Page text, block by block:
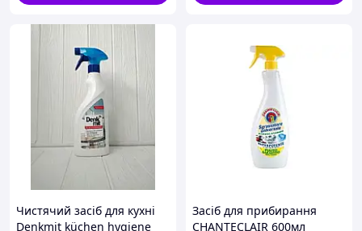
Чистячий засіб для кухні
Denkmit küchen hygiene
Засіб для прибирання
CHANTECLAIR 600мл